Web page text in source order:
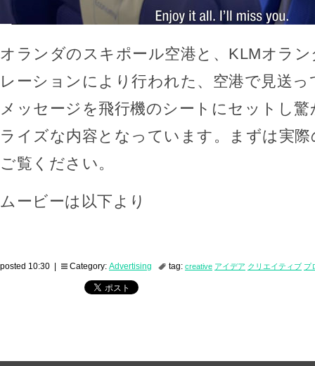
オランダのスキポール空港と、KLMオラ
レーションにより行われた、空港で見送
メッセージを飛行機のシートにセットし
ライズな内容となっています。まずは実
ご覧ください。
ムービーは以下より
posted 10:30 | Category: Advertising tag: creative アイデア クリエイティブ プ